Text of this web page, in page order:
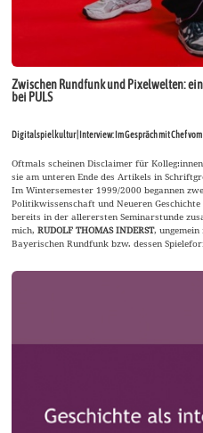
Zwischen Rundfunk und Pixelwelten:
bei PULS
Digitalspielkultur | Interview: Im Gespräch mit Chef
Oftmals scheinen Disclaimer für
sie am unteren Ende des Artikels in
Im Wintersemester 1999/2000 begannen
Politikwissenschaft und Neueren
bereits in der allerersten Seminarstunde
mich,RUDOLF THOMAS INDERST,
Bayerischen Rundfunk bzw. dessen